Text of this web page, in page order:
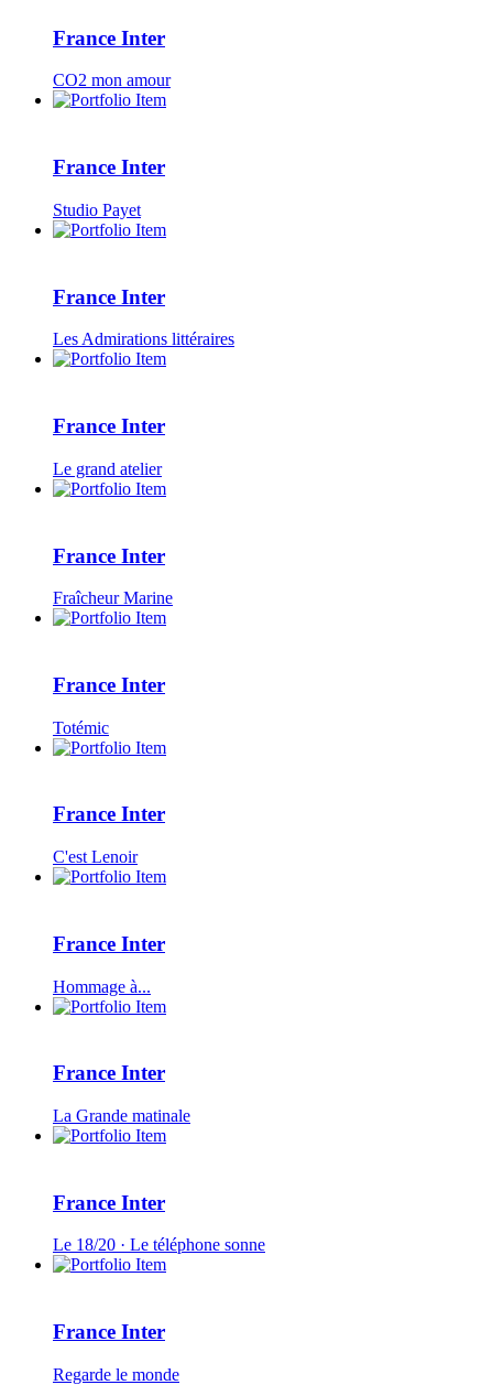
France Inter
CO2 mon amour
France Inter
Studio Payet
France Inter
Les Admirations littéraires
France Inter
Le grand atelier
France Inter
Fraîcheur Marine
France Inter
Totémic
France Inter
C'est Lenoir
France Inter
Hommage à...
France Inter
La Grande matinale
France Inter
Le 18/20 · Le téléphone sonne
France Inter
Regarde le monde